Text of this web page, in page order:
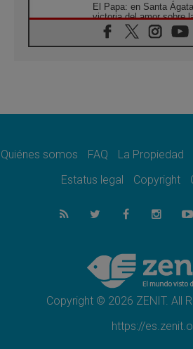
El Papa: en Santa
victoria del amor sobre
08.08.2026
León XIV visitará el
07.08.2026
07.08.2026
el compromiso del
La matanza de niños en
muertos en 300 días
Tagle: La guerra
revelación de Dios lo
Quiénes somos FAQ La Propiedad
Estatus legal
Copyright
Copyright © 2026 ZENIT. All
https://